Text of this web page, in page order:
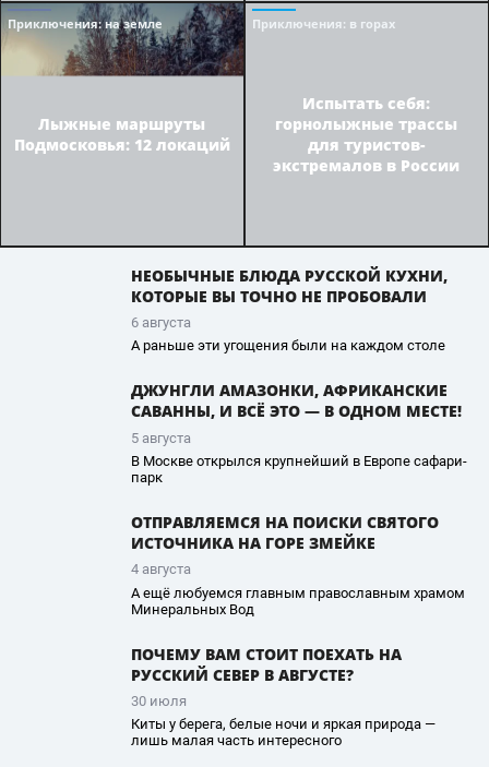
Приключения: на земле
Лыжные маршруты
Подмосковья: 12 локаций
Приключения: в горах
Испытать себя:
горнолыжные трассы
для туристов-
экстремалов в России
НЕОБЫЧНЫЕ БЛЮДА РУССКОЙ КУХНИ,
КОТОРЫЕ ВЫ ТОЧНО НЕ ПРОБОВАЛИ
6 августа
А раньше эти угощения были на каждом столе
ДЖУНГЛИ АМАЗОНКИ, АФРИКАНСКИЕ
САВАННЫ, И ВСЁ ЭТО — В ОДНОМ МЕСТЕ!
5 августа
В Москве открылся крупнейший в Европе сафари-
парк
ОТПРАВЛЯЕМСЯ НА ПОИСКИ СВЯТОГО
ИСТОЧНИКА НА ГОРЕ ЗМЕЙКЕ
4 августа
А ещё любуемся главным православным храмом
Минеральных Вод
ПОЧЕМУ ВАМ СТОИТ ПОЕХАТЬ НА
РУССКИЙ СЕВЕР В АВГУСТЕ?
30 июля
Киты у берега, белые ночи и яркая природа —
лишь малая часть интересного